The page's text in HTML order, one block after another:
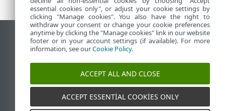
Masaüstü sitesini görüntüle
End of Life
ESET Bilgi Bankası
ESET Status Portal
Bölgesel destek
essential cookies only", or adjust your cookie settings by
clicking "Manage cookies". You also have the right to
withdraw your consent or change your cookie preferences
anytime by clicking the "Manage cookies" link in our website
footer or in your account settings (if available). For more
information, see ourCookie Policy.
ACCEPT ALL AND CLOSE
ACCEPT ESSENTIAL COOKIES ONLY